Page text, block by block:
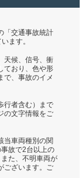
「交通事故統計
ます。
天候、信号、衝
ており、色や形
で、事故のイメ
行者含む）まで
の文字情報をご
当車両種別の関
故で2台以上の
た、不明車両が
ございます。ご